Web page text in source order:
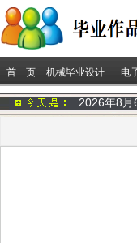
首 页 机械毕业设计 电
2026年8月